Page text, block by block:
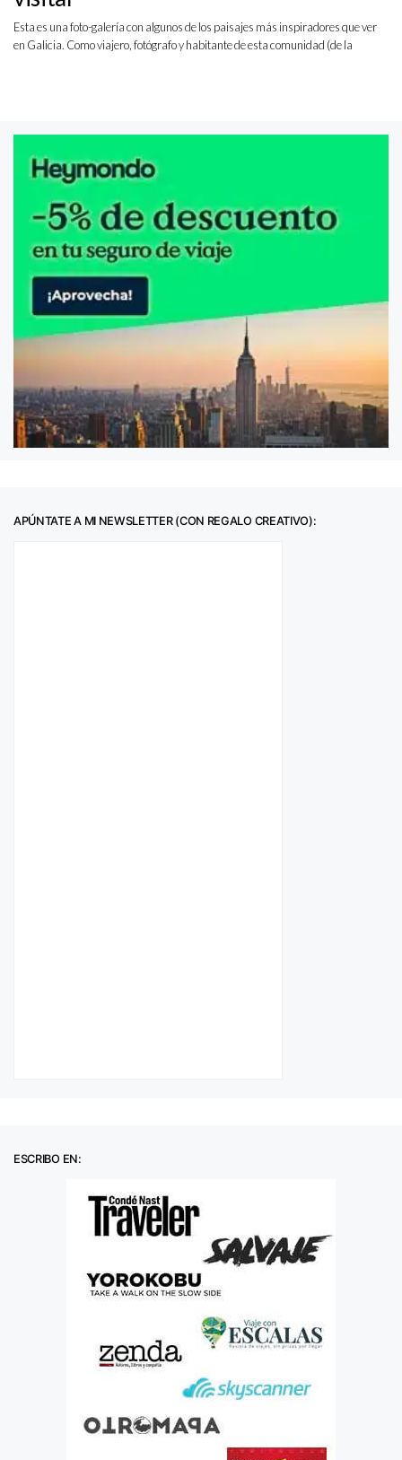
Esta es una foto-galería con algunos de los paisajes más inspiradores que ver
en Galicia. Como viajero, fotógrafo y habitante de esta comunidad (de la
APÚNTATE A MI NEWSLETTER (CON REGALO CREATIVO):
ESCRIBO EN: